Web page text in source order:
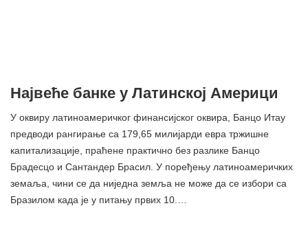
Највеће банке у Латинској Америци
У оквиру латиноамеричког финансијског оквира, Банцо Итау
предводи рангирање са 179,65 милијарди евра тржишне
капитализације, праћене практично без разлике Банцо
Брадесцо и Сантандер Брасил. У поређењу латиноамеричких
земаља, чини се да ниједна земља не може да се избори са
Бразилом када је у питању првих 10.…